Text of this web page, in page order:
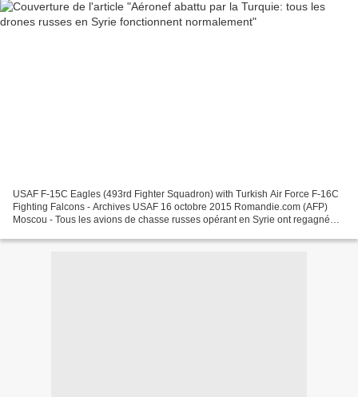
USAF F-15C Eagles (493rd Fighter Squadron) with Turkish Air Force F-16C
Fighting Falcons - Archives USAF 16 octobre 2015 Romandie.com (AFP)
Moscou - Tous les avions de chasse russes opérant en Syrie ont regagné